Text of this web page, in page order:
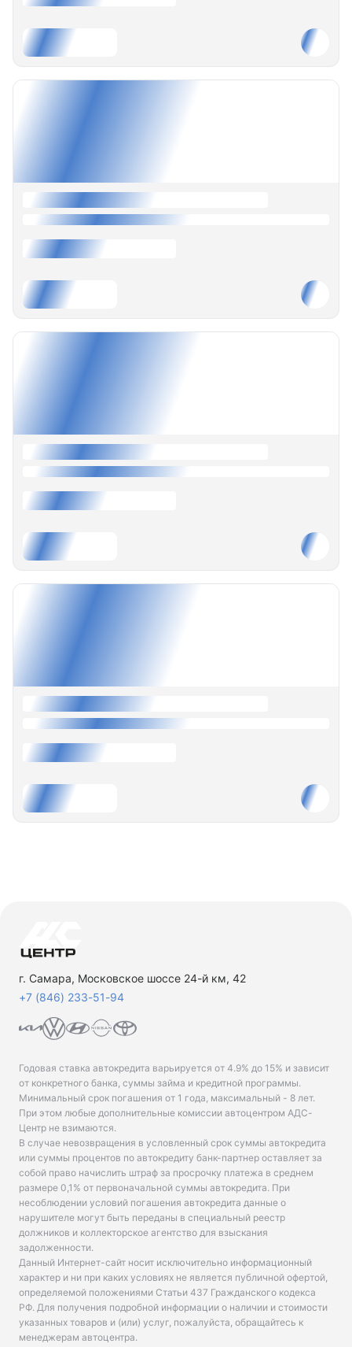
г. Самара, Московское шоссе 24-й км, 42
+7 (846) 233-51-94
Годовая ставка автокредита варьируется от 4.9% до 15% и зависит
от конкретного банка, суммы займа и кредитной программы.
Минимальный срок погашения от 1 года, максимальный - 8 лет.
При этом любые дополнительные комиссии автоцентром АДС-
Центр не взимаются.
В случае невозвращения в условленный срок суммы автокредита
или суммы процентов по автокредиту банк-партнер оставляет за
собой право начислить штраф за просрочку платежа в среднем
размере 0,1% от первоначальной суммы автокредита. При
несоблюдении условий погашения автокредита данные о
нарушителе могут быть переданы в специальный реестр
должников и коллекторское агентство для взыскания
задолженности.
Данный Интернет-сайт носит исключительно информационный
характер и ни при каких условиях не является публичной офертой,
определяемой положениями Статьи 437 Гражданского кодекса
РФ. Для получения подробной информации о наличии и стоимости
указанных товаров и (или) услуг, пожалуйста, обращайтесь к
менеджерам автоцентра.